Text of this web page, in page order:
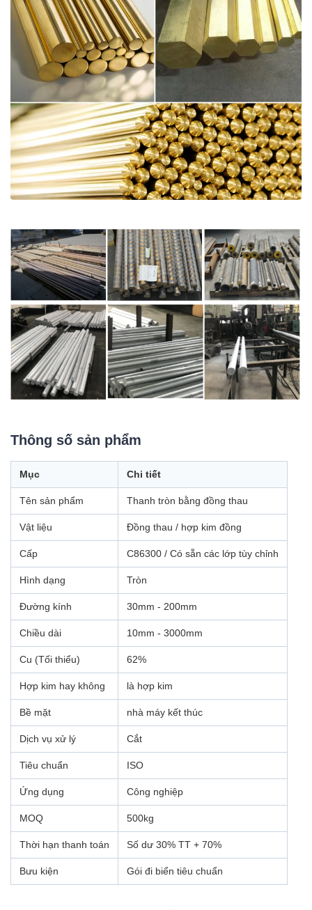
Thông số sản phẩm
Mục Chi tiết
Tên sản phẩm Thanh tròn bằng đồng thau
Vật liệu Đồng thau / hợp kim đồng
Cấp C86300 / Có sẵn các lớp tùy chỉnh
Hình dạng Tròn
Đường kính 30mm - 200mm
Chiều dài 10mm - 3000mm
Cu (Tối thiểu) 62%
Hợp kim hay không là hợp kim
Bề mặt nhà máy kết thúc
Dịch vụ xử lý Cắt
Tiêu chuẩn ISO
Ứng dụng Công nghiệp
MOQ 500kg
Thời hạn thanh toán Số dư 30% TT + 70%
Bưu kiện Gói đi biển tiêu chuẩn